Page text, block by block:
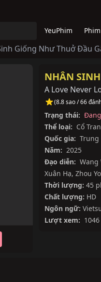
YeuPhim
Giống Như Thuở Đầu
NHÂN
A Love Never
(8.8 sao / 66
Trạng thái:
Thể loại: Cổ
Quốc gia: Trung
Năm: 2025
Đạo diễn: Wang
Xuân Hạ, Zhou
Thời lượng: 45
Chất lượng: HD
Ngôn ngữ:
Lượt xem: